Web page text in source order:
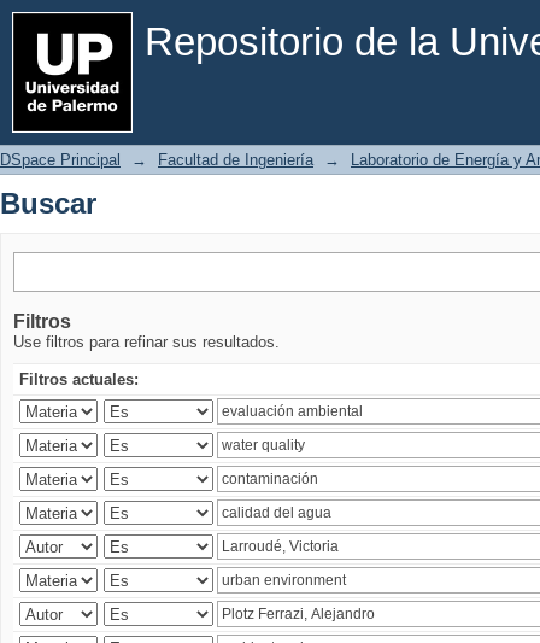
Repositorio de la
Buscar
DSpace Principal → Facultad de Ingeniería → Laboratorio de Energía y
Buscar
Filtros
Use filtros para refinar sus resultados.
Filtros actuales: